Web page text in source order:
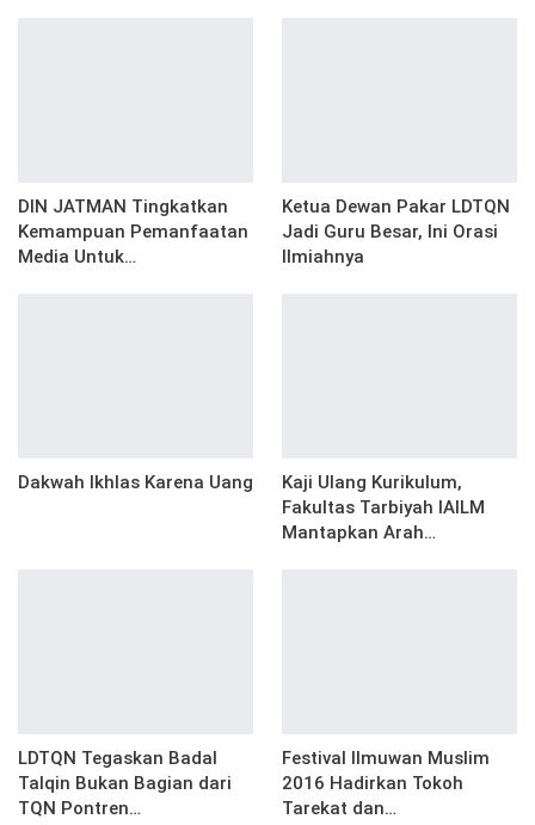
DIN JATMAN Tingkatkan
Kemampuan Pemanfaatan
Media Untuk…
Ketua Dewan Pakar LDTQN
Jadi Guru Besar, Ini Orasi
Ilmiahnya
Dakwah Ikhlas Karena Uang
Kaji Ulang Kurikulum,
Fakultas Tarbiyah IAILM
Mantapkan Arah…
LDTQN Tegaskan Badal
Talqin Bukan Bagian dari
TQN Pontren…
Festival Ilmuwan Muslim
2016 Hadirkan Tokoh
Tarekat dan…